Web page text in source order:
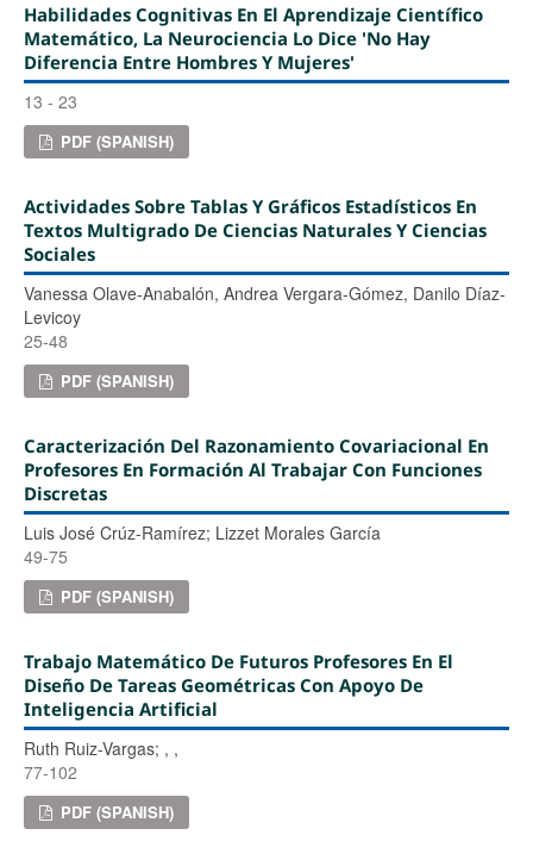
Habilidades Cognitivas En El Aprendizaje Científico
Matemático, La Neurociencia Lo Dice 'no Hay
Diferencia Entre Hombres Y Mujeres'
13 - 23
PDF (SPANISH)
Actividades Sobre Tablas Y Gráficos Estadísticos En
Textos Multigrado De Ciencias Naturales Y Ciencias
Sociales
Vanessa Olave-Anabalón, Andrea Vergara-Gómez, Danilo Díaz-
Levicoy
25-48
PDF (SPANISH)
Caracterización Del Razonamiento Covariacional En
Profesores En Formación Al Trabajar Con Funciones
Discretas
Luis José Crúz-Ramírez; Lizzet Morales García
49-75
PDF (SPANISH)
Trabajo Matemático De Futuros Profesores En El
Diseño De Tareas Geométricas Con Apoyo De
Inteligencia Artificial
Ruth Ruiz-Vargas; , ,
77-102
PDF (SPANISH)